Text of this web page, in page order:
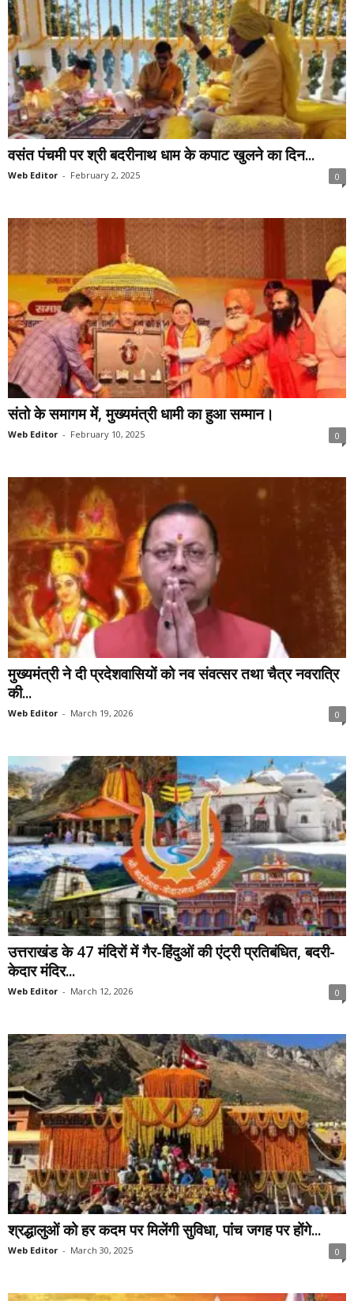
वसंत पंचमी पर श्री बदरीनाथ धाम के कपाट खुलने का दिन...
Web Editor - February 2, 2025 0
संतो के समागम में, मुख्यमंत्री धामी का हुआ सम्मान।
Web Editor - February 10, 2025 0
मुख्यमंत्री ने दी प्रदेशवासियों को नव संवत्सर तथा चैत्र नवरात्रि
की...
Web Editor - March 19, 2026 0
उत्तराखंड के 47 मंदिरों में गैर-हिंदुओं की एंट्री प्रतिबंधित, बदरी-
केदार मंदिर...
Web Editor - March 12, 2026 0
श्रद्धालुओं को हर कदम पर मिलेंगी सुविधा, पांंच जगह पर होंगे...
Web Editor - March 30, 2025 0